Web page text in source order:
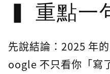
重點一
先說結論：2025 年
oogle 不只看你「寫